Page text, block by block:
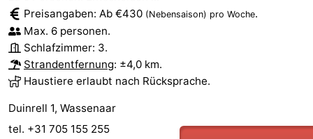
trinken
Praktisch
Forum
Route
Parken
Reisebuchshop
Preisangaben: Ab €430 (Nebensaison) pro Woche.
Max. 6 personen.
Schlafzimmer: 3.
Strandentfernung: ±4,0 km.
Haustiere erlaubt nach Rücksprache.
Duinrell 1, Wassenaar
tel. +31 705 155 255